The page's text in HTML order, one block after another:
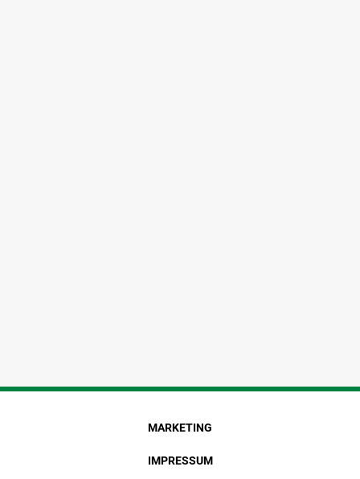
MARKETING
IMPRESSUM